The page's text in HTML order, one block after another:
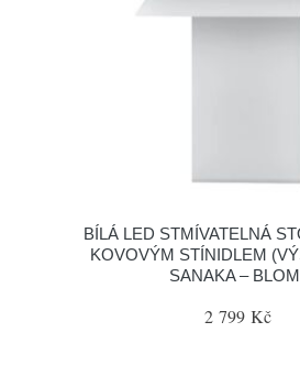
BÍLÁ LED STMÍVATELNÁ
KOVOVÝM STÍNIDLEM
SANAKA –
2 799 Kč